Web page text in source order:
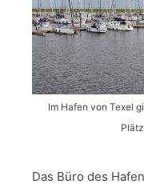
Im Hafen von Texel
Das Büro des